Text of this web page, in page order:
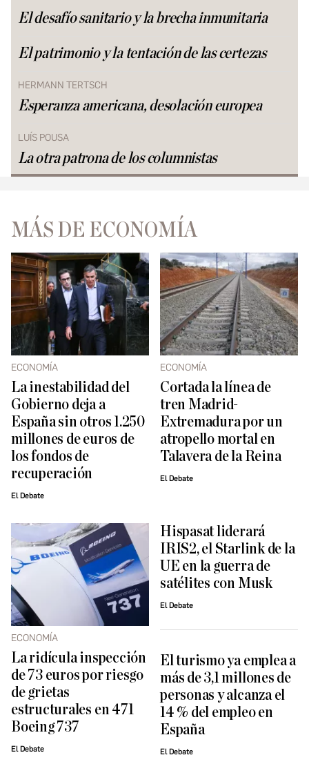
El desafío sanitario y la brecha inmunitaria
El patrimonio y la tentación de las certezas
HERMANN TERTSCH
Esperanza americana, desolación europea
LUÍS POUSA
La otra patrona de los columnistas
MÁS DE ECONOMÍA
ECONOMÍA
La inestabilidad del
Gobierno deja a
España sin otros 1.250
millones de euros de
los fondos de
recuperación
El Debate
ECONOMÍA
Cortada la línea de
tren Madrid-
Extremadura por un
atropello mortal en
Talavera de la Reina
El Debate
ECONOMÍA
La ridícula inspección
de 73 euros por riesgo
de grietas
estructurales en 471
Boeing 737
El Debate
Hispasat liderará
IRIS2, el Starlink de la
UE en la guerra de
satélites con Musk
El Debate
El turismo ya emplea a
más de 3,1 millones de
personas y alcanza el
14 % del empleo en
España
El Debate